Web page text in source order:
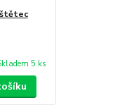
štětec
5 ks